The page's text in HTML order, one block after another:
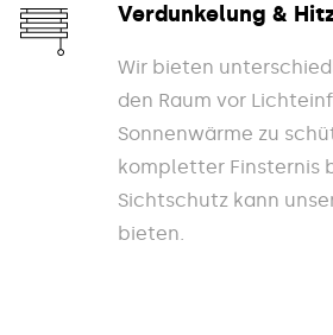
Verdunkelung &
Wir bieten
den Raum vor
Sonnenwärme zu
kompletter Finsternis
Sichtschutz kann
bieten.